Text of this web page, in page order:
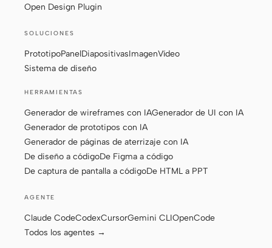
De captura de pantalla a
Plantillas
Sistemas
Tutoriales
Open Design Plugin
SOLUCIONES
PrototipoPanelDiapositivasImagenVídeo
Sistema de diseño
HERRAMIENTAS
Generador de wireframes con IAGenerador de UI con IA
Generador de prototipos con IA
Generador de páginas de aterrizaje con IA
De diseño a códigoDe Figma a código
De captura de pantalla a códigoDe HTML a PPT
AGENTE
Claude CodeCodexCursorGemini CLIOpenCode
Todos los agentes →